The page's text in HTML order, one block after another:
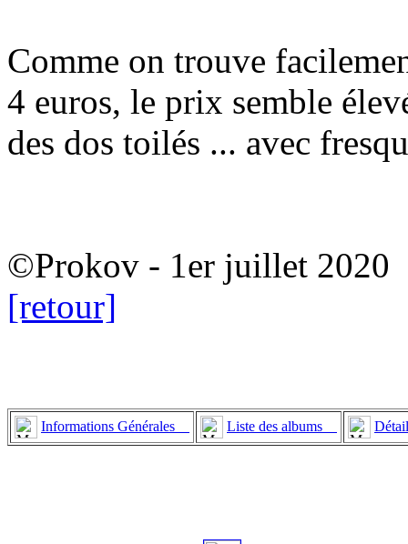
Comme on trouve
4 euros, le prix semble
des dos toilés ... avec
©Prokov - 1er juillet 2020
[retour]
Informations Générales Liste des albums